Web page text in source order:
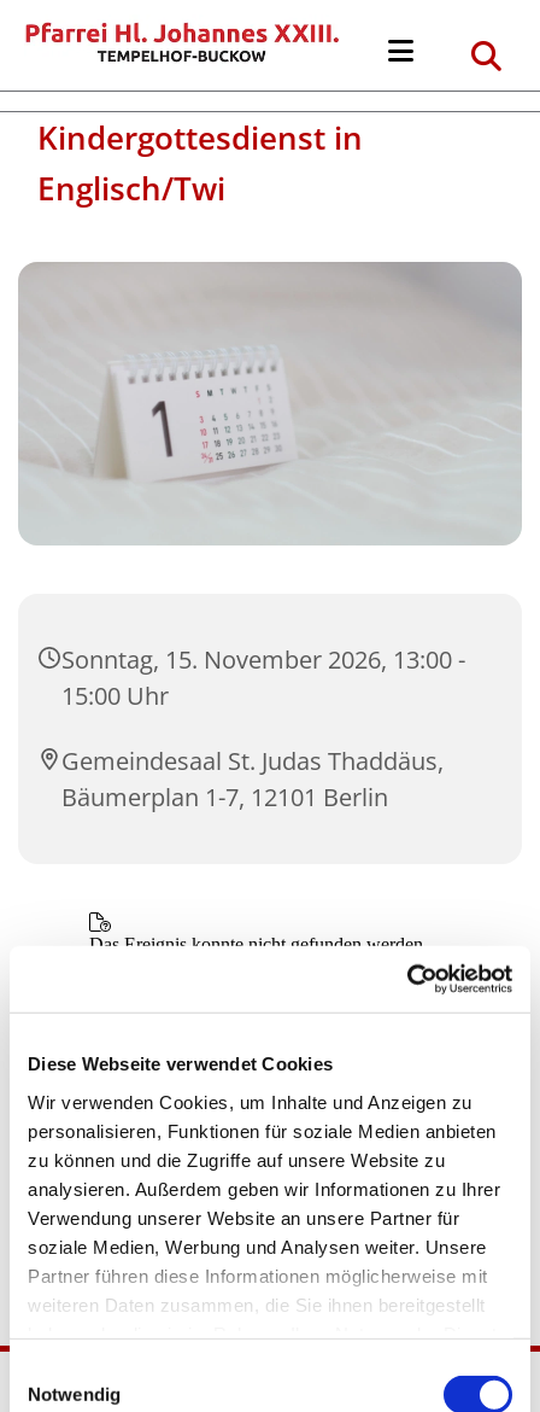
Diese Webseite verwendet Cookies
Wir verwenden Cookies, um Inhalte und Anzeigen zu
personalisieren, Funktionen für soziale Medien anbieten
zu können und die Zugriffe auf unsere Website zu
analysieren. Außerdem geben wir Informationen zu Ihrer
Verwendung unserer Website an unsere Partner für
soziale Medien, Werbung und Analysen weiter. Unsere
Partner führen diese Informationen möglicherweise mit
weiteren Daten zusammen, die Sie ihnen bereitgestellt
Notwendig
Kindergottesdienst in
Englisch/Twi
Sonntag, 15. November 2026, 13:00 -
15:00 Uhr
Gemeindesaal St. Judas Thaddäus,
Bäumerplan 1-7, 12101 Berlin